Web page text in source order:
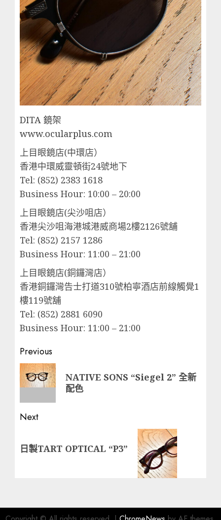
DITA 鏡架
www.ocularplus.com
上目眼鏡店(中環店）
香港中環威靈頓街24號地下
Tel: (852) 2383 1618
Business Hour: 10:00 – 20:00
上目眼鏡店(尖沙咀店）
香港尖沙咀海港城港威商場2樓2126號舖
Tel: (852) 2157 1286
Business Hour: 11:00 – 21:00
上目眼鏡店(銅鑼灣店）
香港銅鑼灣告士打道310號柏寧酒店前線觸覺1
樓119號舖
Tel: (852) 2881 6090
Business Hour: 11:00 – 21:00
Post
navigation
Previous
Previous
post:
NATIVE SONS “Siegel 2” 全新
配色
Next
post:
日製TART OPTICAL “P3”